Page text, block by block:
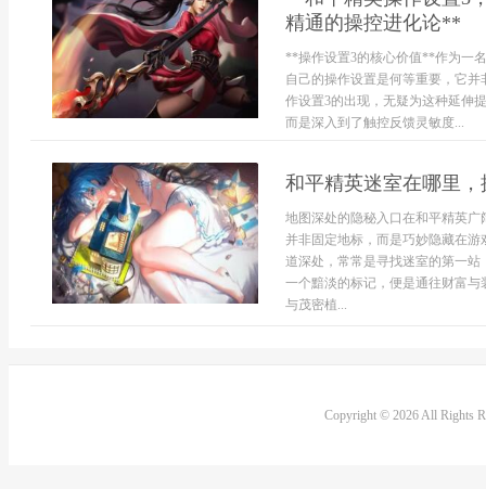
精通的操控进化论**
**操作设置3的核心价值**作为一
自己的操作设置是何等重要，它
作设置3的出现，无疑为这种延伸
而是深入到了触控反馈灵敏度...
和平精英迷室在哪里
地图深处的隐秘入口在和平精英
并非固定地标，而是巧妙隐藏在
道深处，常常是寻找迷室的第一
一个黯淡的标记，便是通往财富
与茂密植...
Copyright © 2026 All Rights